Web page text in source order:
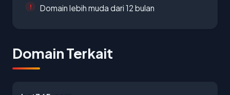
Domain lebih muda dari 12 bulan
Domain Terkait